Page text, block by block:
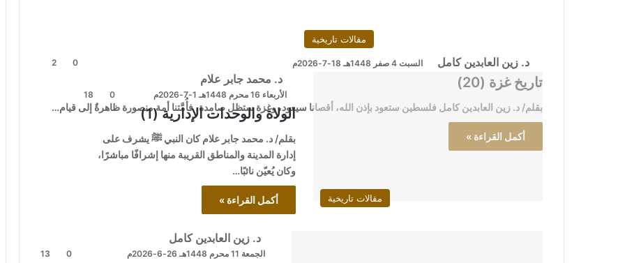
مقالات تاريخية
د. زين العابدين كامل السبت 4 صفر 1448هـ 18-7-2026م 0
2
تاريخ غزة (20)
بقلم/ د. زين العابدين كامل فلسطين ستعود بإذن الله، أقصانا سيعود، وغزة ستظل صامدة، فأُمَّتنا أمة منصورة ظاهرةٌ إلى قيام…
أكمل القراءة »
مقالات تاريخية
د. محمد جابر علام
الأربعاء 16 محرم 1448هـ 1-7-2026م 0
18
الولاة والوحدات الإدارية (1)
بقلم/ د. محمد جابر علام كان النبي ﷺ يشرف على
إدارة المدينة والمناطق القريبة منها إشرافًا مباشرًا،
وكان يُعيّن نائبًا…
أكمل القراءة »
د. زين العابدين كامل
الجمعة 11 محرم 1448هـ 26-6-2026م 0
13